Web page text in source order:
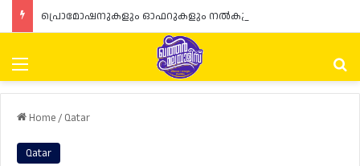
Menu
Home/ Qatar
Qatar